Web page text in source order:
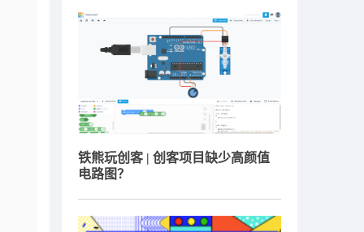
铁熊玩创客 | 创客项目缺少高颜值
电路图？